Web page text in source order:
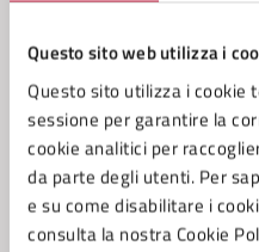
Questo sito web utilizza i
Questo sito utilizza i cookie
sessione per garantire la
cookie analitici per
da parte degli utenti. Per
e su come disabilitare i
consulta la nostra Cookie
Richiedi assistenza
Prenota
Problemi in città